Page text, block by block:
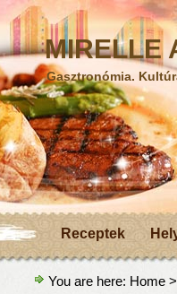
MIRELLE
Gasztronómia.
Receptek
You are here: Home